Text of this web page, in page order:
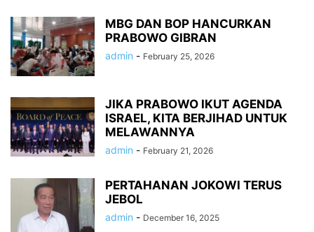
MBG DAN BOP HANCURKAN
PRABOWO GIBRAN
admin - February 25, 2026
JIKA PRABOWO IKUT AGENDA
ISRAEL, KITA BERJIHAD UNTUK
MELAWANNYA
admin - February 21, 2026
PERTAHANAN JOKOWI TERUS
JEBOL
admin - December 16, 2025